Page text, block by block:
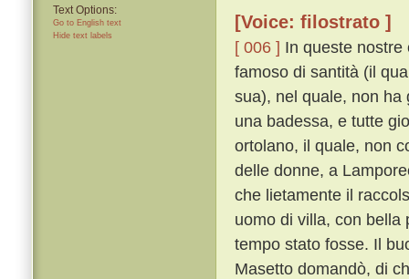
Text Options:
Go to English text
Hide text labels
[Voice: filostrato ]
[ 006 ] In queste
famoso di santità (il
sua), nel quale, non ha
una badessa, e tutte
ortolano, il quale, non
delle donne, a
che lietamente il
uomo di villa, con bella
tempo stato fosse. Il
Masetto domandò, di